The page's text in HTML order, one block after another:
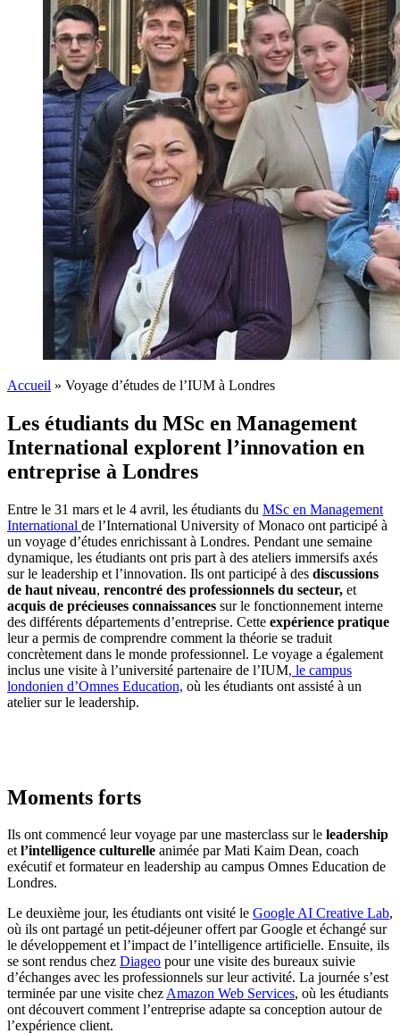
Accueil » Voyage d’études de l’IUM à Londres
Les étudiants du MSc en Management
International explorent l’innovation en
entreprise à Londres
Entre le 31 mars et le 4 avril, les étudiants du MSc en Management
International de l’International University of Monaco ont participé à
un voyage d’études enrichissant à Londres. Pendant une semaine
dynamique, les étudiants ont pris part à des ateliers immersifs axés
sur le leadership et l’innovation. Ils ont participé à des discussions
de haut niveau, rencontré des professionnels du secteur, et
acquis de précieuses connaissances sur le fonctionnement interne
des différents départements d’entreprise. Cette expérience pratique
leur a permis de comprendre comment la théorie se traduit
concrètement dans le monde professionnel. Le voyage a également
inclus une visite à l’université partenaire de l’IUM, le campus
londonien d’Omnes Education, où les étudiants ont assisté à un
atelier sur le leadership.
Moments forts
Ils ont commencé leur voyage par une masterclass sur le leadership
etl’intelligence culturelle animée par Mati Kaim Dean, coach
exécutif et formateur en leadership au campus Omnes Education de
Londres.
Le deuxième jour, les étudiants ont visité le Google AI Creative Lab,
où ils ont partagé un petit-déjeuner offert par Google et échangé sur
le développement et l’impact de l’intelligence artificielle. Ensuite, ils
se sont rendus chez Diageo pour une visite des bureaux suivie
d’échanges avec les professionnels sur leur activité. La journée s’est
terminée par une visite chezAmazon Web Services, où les étudiants
ont découvert comment l’entreprise adapte sa conception autour de
l’expérience client.